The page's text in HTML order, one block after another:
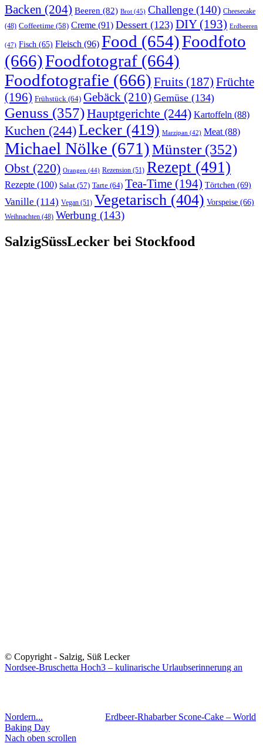
Backen (204) Beeren (82) Brot (45) Challenge (140) Cheesecake
(48) Coffeetime (58) Creme (91) Dessert (123) DIY(193) Erdbeeren
(47) Fisch (65) Fleisch (96) Food (654)Foodfoto
(666)Foodfotograf (664)
Foodfotografie (666) Fruits (187) Früchte
(196) Frühstück (64) Gebäck (210) Gemüse (134)
Genuss (357)Hauptgerichte (244) Kartoffeln (88)
Kuchen (244)Lecker (419) Marzipan (42) Meat (88)
Michael Nölke (671)Münster(352)
Obst (220) Orangen (44) Rezension (51) Rezept (491)
Rezepte (100) Salat (57) Tarte (64) Tea-Time (194) Törtchen (69)
Vanille (114) Vegan (51) Vegetarisch (404) Vorspeise (66)
Weihnachten (48) Werbung (143)
SalzigSüssLecker bei Stockfood
© Copyright - Salzig, Süß Lecker
Nordsee-Bruschetta Hoch3 – kulinarische Urlaubserinnerung an
Nordern...
Erdbeer-Rhabarber Scone-Cake – World
Baking Day
Nach oben scrollen